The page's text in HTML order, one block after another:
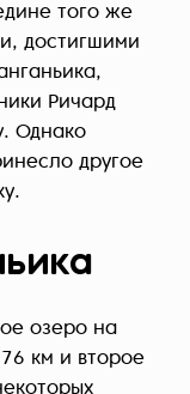
того же
достигшими
Ричард
Однако
другое
озеро на
км и второе